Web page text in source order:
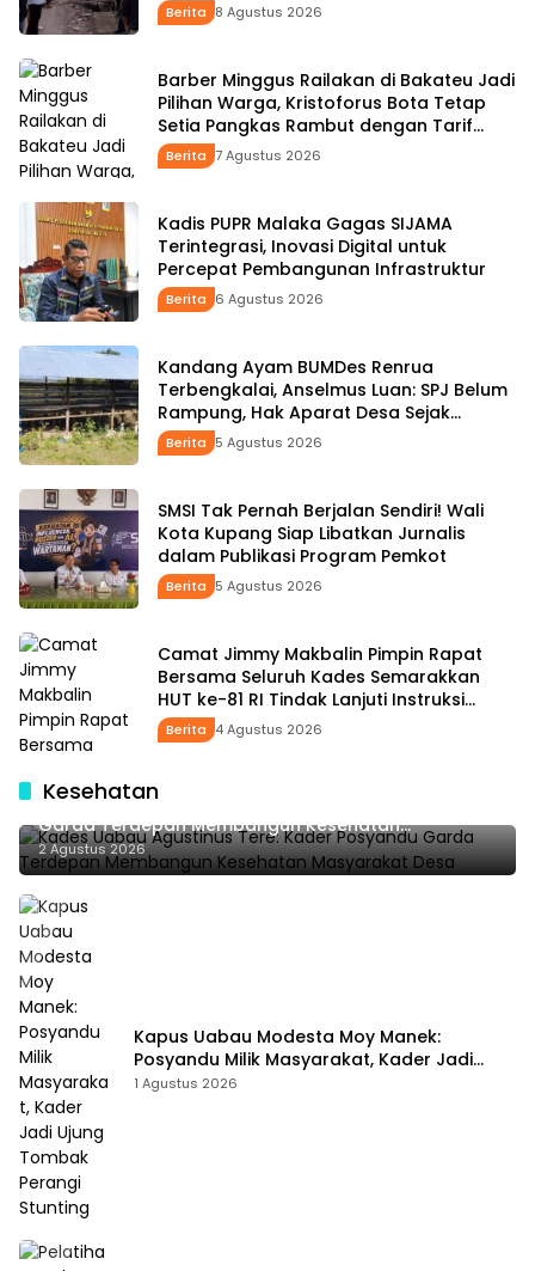
Berita 8 Agustus 2026
Barber Minggus Railakan di Bakateu Jadi
Pilihan Warga, Kristoforus Bota Tetap
Setia Pangkas Rambut dengan Tarif
Rp15 Ribu per Kepala
Berita 7 Agustus 2026
Kadis PUPR Malaka Gagas SIJAMA
Terintegrasi, Inovasi Digital untuk
Percepat Pembangunan Infrastruktur
Berita 6 Agustus 2026
Kandang Ayam BUMDes Renrua
Terbengkalai, Anselmus Luan: SPJ Belum
Rampung, Hak Aparat Desa Sejak
Januari Belum Dibayar
Berita 5 Agustus 2026
SMSI Tak Pernah Berjalan Sendiri! Wali
Kota Kupang Siap Libatkan Jurnalis
dalam Publikasi Program Pemkot
Berita 5 Agustus 2026
Camat Jimmy Makbalin Pimpin Rapat
Bersama Seluruh Kades Semarakkan
HUT ke-81 RI Tindak Lanjuti Instruksi
Bupati SBS dan Wabup HMS
Berita 4 Agustus 2026
Kesehatan
Kades Uabau Agustinus Tere: Kader Posyandu
Garda Terdepan Membangun Kesehatan
Masyarakat Desa
2 Agustus 2026
Kapus Uabau Modesta Moy Manek:
Posyandu Milik Masyarakat, Kader Jadi
Ujung Tombak Perangi Stunting
1 Agustus 2026